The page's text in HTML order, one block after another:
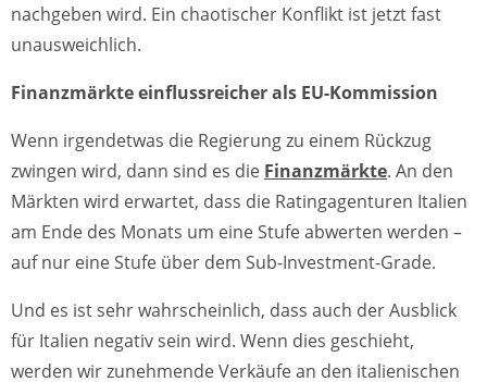
nachgeben wird. Ein chaotischer Konflikt ist jetzt fast
unausweichlich.
Finanzmärkte einflussreicher als EU-Kommission
Wenn irgendetwas die Regierung zu einem Rückzug
zwingen wird, dann sind es die Finanzmärkte. An den
Märkten wird erwartet, dass die Ratingagenturen Italien
am Ende des Monats um eine Stufe abwerten werden –
auf nur eine Stufe über dem Sub-Investment-Grade.
Und es ist sehr wahrscheinlich, dass auch der Ausblick
für Italien negativ sein wird. Wenn dies geschieht,
werden wir zunehmende Verkäufe an den italienischen